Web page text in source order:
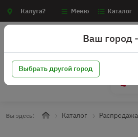
Калуга? Меню Каталог
Вы здесь: Каталог Распродажа
Ваш город -
Выбрать другой город